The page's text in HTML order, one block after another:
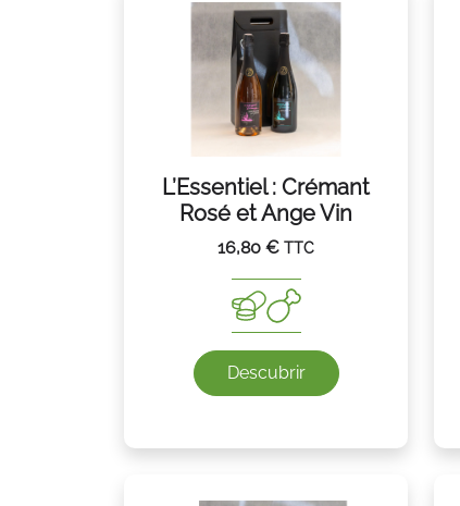
L’Essentiel : Crémant
Rosé et Ange Vin
16,80 € TTC
Descubrir